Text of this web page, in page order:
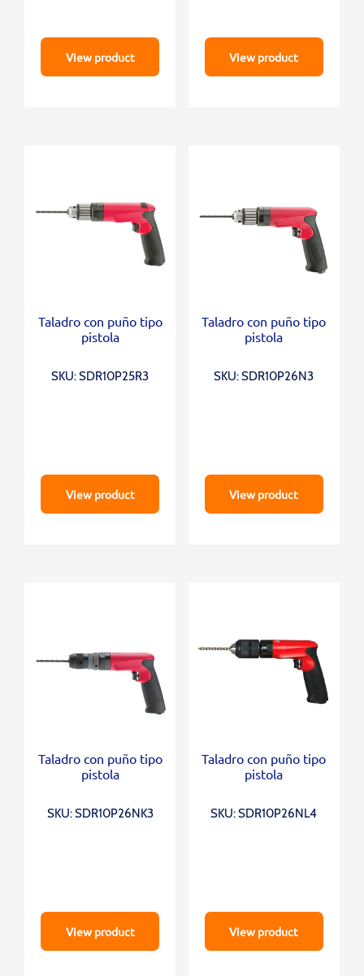
View product View product
Taladro con puño tipo
pistola
SKU: SDR10P25R3
View product
Taladro con puño tipo
pistola
SKU: SDR10P26N3
View product
Taladro con puño tipo
pistola
SKU: SDR10P26NK3
View product
Taladro con puño tipo
pistola
SKU: SDR10P26NL4
View product